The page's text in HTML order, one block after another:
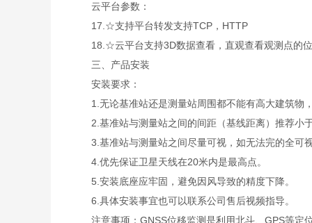
云平台参数：
17.☆支持平台转发支持TCP，HTTP
18.☆云平台支持3D数据查看，直观查看观测点的位
三、产品安装
安装要求：
1.无论基准站还是测量站周围都不能有高大建筑物
2.基准站与测量站之间的间距（基线距离）推荐小
3.基准站与测量站之间尽量可视，如无法完的全可
4.优先保证卫星天线在20米内是最高点。
5.安装底座应牢固，避免因风导致的精度下降。
6.具体安装事宜也可以联系公司售后视频指导。
注意事项：GNSS位移监测是利用北斗、GPS等定